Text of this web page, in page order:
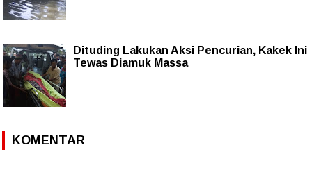
Dituding Lakukan Aksi Pencurian, Kakek Ini
Tewas Diamuk Massa
KOMENTAR